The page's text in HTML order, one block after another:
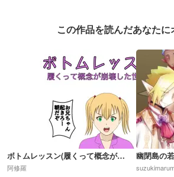
この作品を読んだあなたに
ボトムレッスン(履くって概念が崩壊した世界)R18
阿修羅
幽閉島の